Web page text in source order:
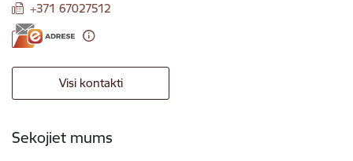
+371 67027512
Visi kontakti
Sekojiet mums